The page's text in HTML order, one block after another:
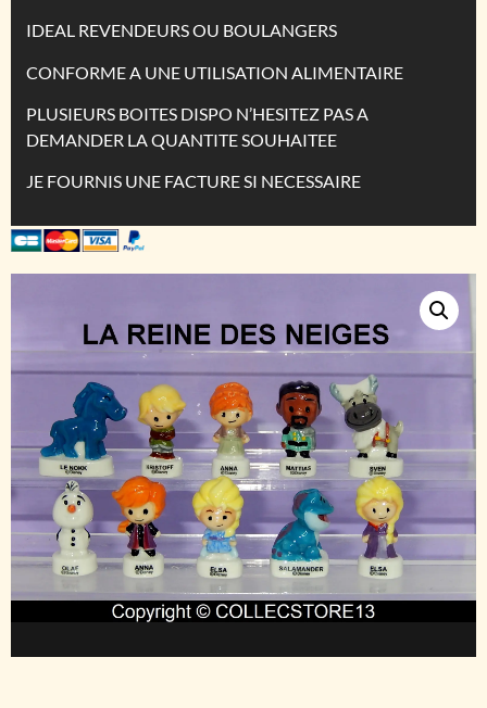
IDEAL REVENDEURS OU BOULANGERS
CONFORME A UNE UTILISATION ALIMENTAIRE
PLUSIEURS BOITES DISPO N’HESITEZ PAS A
DEMANDER LA QUANTITE SOUHAITEE
JE FOURNIS UNE FACTURE SI NECESSAIRE